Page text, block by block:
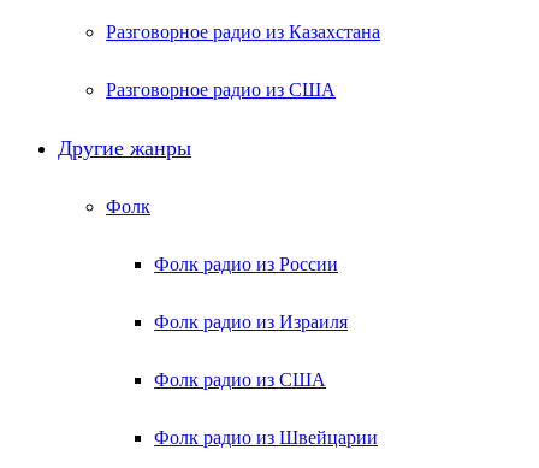
Разговорное радио из Казахстана
Разговорное радио из США
Другие жанры
Фолк
Фолк радио из России
Фолк радио из Израиля
Фолк радио из США
Фолк радио из Швейцарии